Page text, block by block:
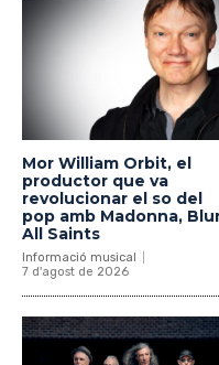
Mor William Orbit, el
productor que va
revolucionar el so del
pop amb Madonna,
All Saints
Informació musical
7 d'agost de 2026